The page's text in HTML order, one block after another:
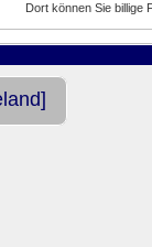
Dort können Sie billige